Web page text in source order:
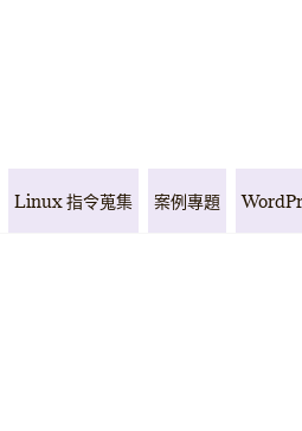
Linux 指令蒐集 案例專題